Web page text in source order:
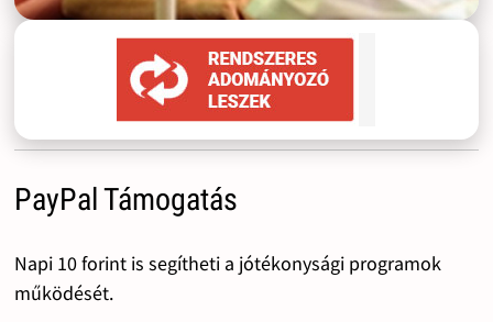
PayPal Támogatás
Napi 10 forint is segítheti a jótékonysági programok
működését.